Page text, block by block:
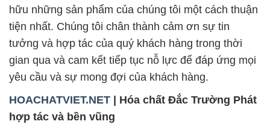
hữu những sản phẩm của chúng tôi một cách thuận
tiện nhất. Chúng tôi chân thành cảm ơn sự tin
tưởng và hợp tác của quý khách hàng trong thời
gian qua và cam kết tiếp tục nỗ lực để đáp ứng mọi
yêu cầu và sự mong đợi của khách hàng.
HOACHATVIET.NET | Hóa chất Đắc Trường Phát
hợp tác và bền vũng